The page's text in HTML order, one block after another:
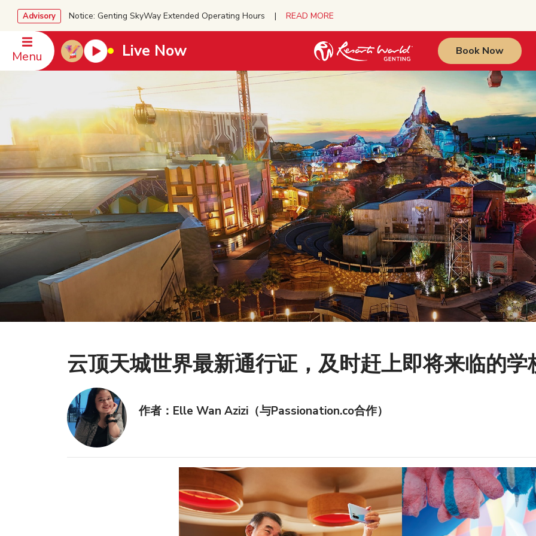
Advisory Notice: Genting SkyWay Extended Operating Hours | READ MORE
Menu Live Now Book Now
云顶天城世界最新通行证，及时赶上即将来临的学
作者：Elle Wan Azizi（与Passionation.co合作）